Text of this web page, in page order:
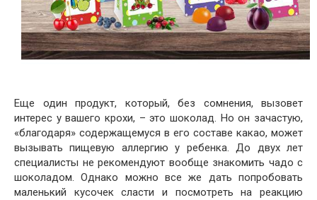
Еще один продукт, который, без сомнения, вызовет
интерес у вашего крохи, – это шоколад. Но он зачастую,
«благодаря» содержащемуся в его составе какао, может
вызывать пищевую аллергию у ребенка. До двух лет
специалисты не рекомендуют вообще знакомить чадо с
шоколадом. Однако можно все же дать попробовать
маленький кусочек сласти и посмотреть на реакцию